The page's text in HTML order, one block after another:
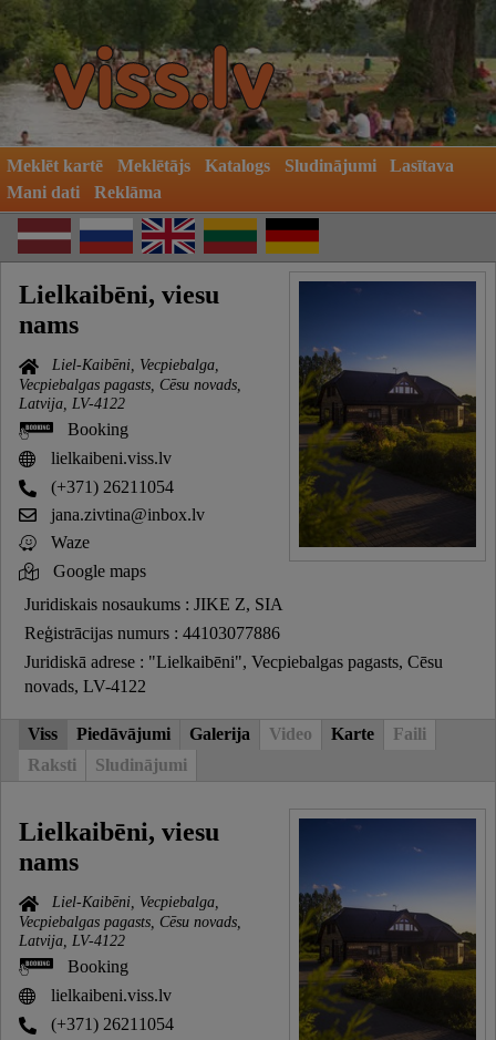
Meklēt kartē Meklētājs Katalogs Sludinājumi
Lasītava
Mani dati
Reklāma
Lielkaibēni, viesu
nams
Liel-Kaibēni, Vecpiebalga,
Vecpiebalgas pagasts, Cēsu novads,
Latvija, LV-4122
Booking
lielkaibeni.viss.lv
(+371) 26211054
jana.zivtina@inbox.lv
Waze
Google maps
Juridiskais nosaukums : JIKE Z, SIA
Reģistrācijas numurs : 44103077886
Juridiskā adrese : "Lielkaibēni", Vecpiebalgas pagasts, Cēsu
novads, LV-4122
Viss Piedāvājumi Galerija Video Karte
Faili
Raksti
Sludinājumi
Lielkaibēni, viesu
nams
Liel-Kaibēni, Vecpiebalga,
Vecpiebalgas pagasts, Cēsu novads,
Latvija, LV-4122
Booking
lielkaibeni.viss.lv
(+371) 26211054